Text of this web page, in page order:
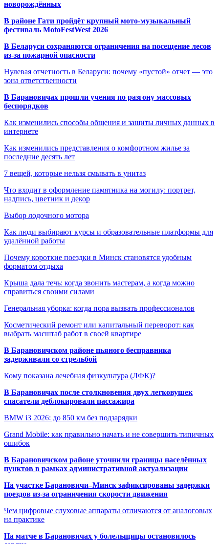
новорождённых
В районе Гати пройдёт крупный мото-музыкальный
фестиваль MotoFestWest 2026
В Беларуси сохраняются ограничения на посещение лесов
из-за пожарной опасности
Нулевая отчетность в Беларуси: почему «пустой» отчет — это
зона ответственности
В Барановичах прошли учения по разгону массовых
беспорядков
Как изменились способы общения и защиты личных данных в
интернете
Как изменились представления о комфортном жилье за
последние десять лет
7 вещей, которые нельзя смывать в унитаз
Что входит в оформление памятника на могилу: портрет,
надпись, цветник и декор
Выбор лодочного мотора
Как люди выбирают курсы и образовательные платформы для
удалённой работы
Почему короткие поездки в Минск становятся удобным
форматом отдыха
Крыша дала течь: когда звонить мастерам, а когда можно
справиться своими силами
Генеральная уборка: когда пора вызвать профессионалов
Косметический ремонт или капитальный переворот: как
выбрать масштаб работ в своей квартире
В Барановичском районе пьяного бесправника
задерживали со стрельбой
Кому показана лечебная физкультура (ЛФК)?
В Барановичах после столкновения двух легковушек
спасатели деблокировали пассажира
BMW i3 2026: до 850 км без подзарядки
Grand Mobile: как правильно начать и не совершить типичных
ошибок
В Барановичском районе уточнили границы населённых
пунктов в рамках административной актуализации
На участке Барановичи–Минск зафиксированы задержки
поездов из-за ограничения скорости движения
Чем цифровые слуховые аппараты отличаются от аналоговых
на практике
На матче в Барановичах у болельщицы остановилось